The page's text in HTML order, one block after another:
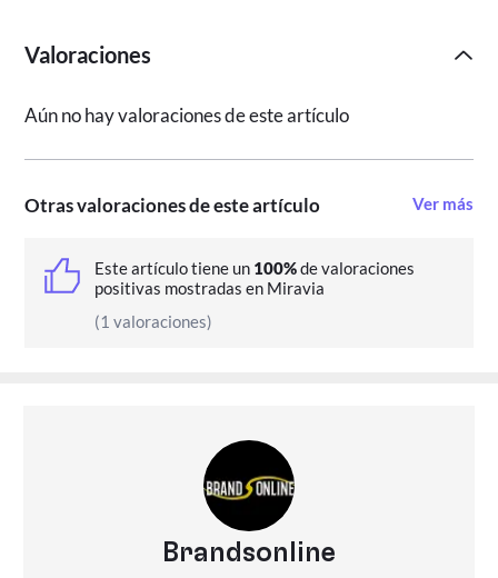
Valoraciones
Aún no hay valoraciones de este artículo
Otras valoraciones de este artículo Ver más
Este artículo tiene un 100%de valoraciones
positivas mostradas en Miravia
(1 valoraciones)
Brandsonline